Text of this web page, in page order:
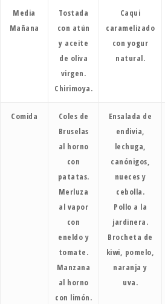
Media
Mañana
Tostada
con atún
y aceite
de oliva
virgen.
Chirimoya.
Caqui
caramelizado
con yogur
natural.
Comida
Coles de
Bruselas
al horno
con
patatas.
Merluza
al vapor
con
eneldo y
tomate.
Manzana
al horno
con limón.
Ensalada de
endivia,
lechuga,
canónigos,
nueces y
cebolla.
Pollo a la
jardinera.
Brocheta de
kiwi, pomelo,
naranja y
uva.